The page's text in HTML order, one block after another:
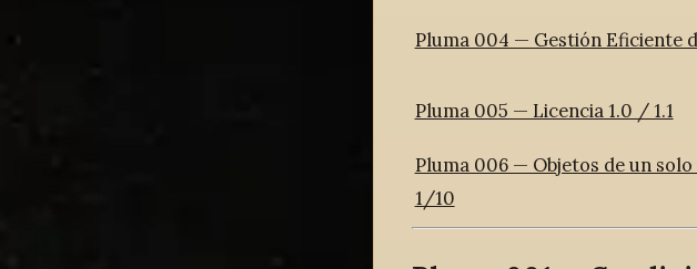
Pluma 004 — Gestión Eficiente
Pluma 005 — Licencia 1.0 / 1.1
Pluma 006 — Objetos de un solo
1/10